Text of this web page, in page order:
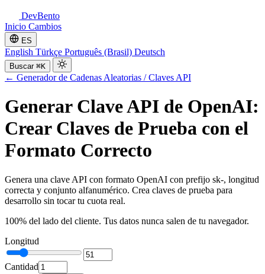
DevBento
Inicio Cambios
ES
English Türkçe Português (Brasil) Deutsch
Buscar ⌘K
← Generador de Cadenas Aleatorias / Claves API
Generar Clave API de OpenAI:
Crear Claves de Prueba con el
Formato Correcto
Genera una clave API con formato OpenAI con prefijo sk-, longitud
correcta y conjunto alfanumérico. Crea claves de prueba para
desarrollo sin tocar tu cuota real.
100% del lado del cliente. Tus datos nunca salen de tu navegador.
Longitud
Cantidad